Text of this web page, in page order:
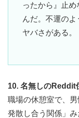
ったから』止
んだ。不運の
ヤバさがある。
10. 名無しのReddit
職場の休憩室で、
発散し合う関係」